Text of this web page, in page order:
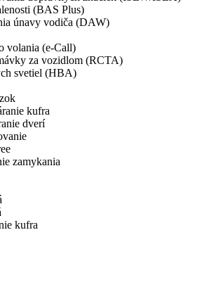
(BAS Plus)
únavy vodiča (DAW)
volania (e-Call)
za vozidlom (RCTA)
svetiel (HBA)
kufra
dverí
zamykania
kufra